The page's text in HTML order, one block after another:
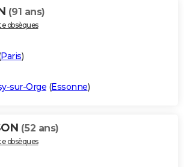
(91 ans)
obsèques
Paris)
sur-Orge (Essonne)
(52 ans)
obsèques